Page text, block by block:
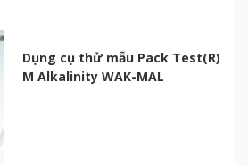
Dụng cụ thử mẫu Pack Test(R)
M Alkalinity WAK-MAL